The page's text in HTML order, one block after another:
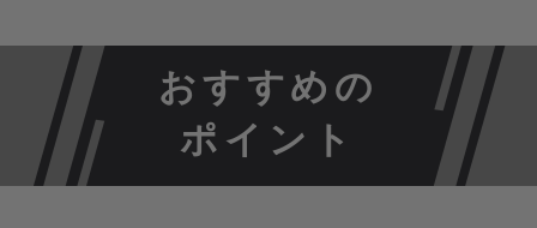
おすすめの
ポイント